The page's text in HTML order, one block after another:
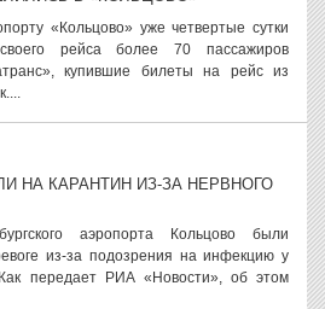
«Кольцово» уже четвертые сутки
рейса более 70 пассажиров
купившие билеты на рейс из
НА КАРАНТИН ИЗ-ЗА НЕРВНОГО
аэропорта Кольцово были
из-за подозрения на инфекцию у
передает РИА «Новости», об этом